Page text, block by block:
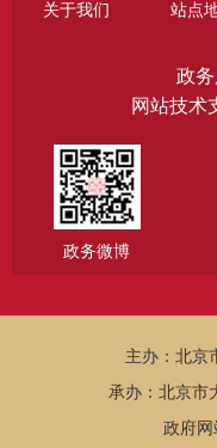
关于我们 站点
政
网站技术
政务微博
主办：北京
承办：北京市
政府网